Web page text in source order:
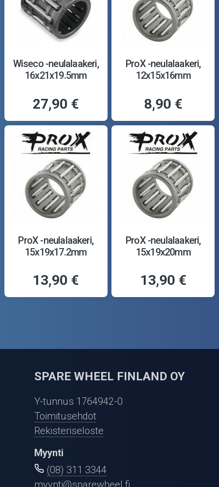
Wiseco -neulalaakeri,
16x21x19.5mm
27,90 €
ProX -neulalaakeri,
12x15x16mm
8,90 €
ProX -neulalaakeri,
15x19x17.2mm
13,90 €
ProX -neulalaakeri,
15x19x20mm
13,90 €
SPARE WHEEL FINLAND OY
Y-tunnus 1764942-0
Toimitusehdot
Rekisteriseloste
Myynti
(08) 311 3344
myynti@sparewheel.fi